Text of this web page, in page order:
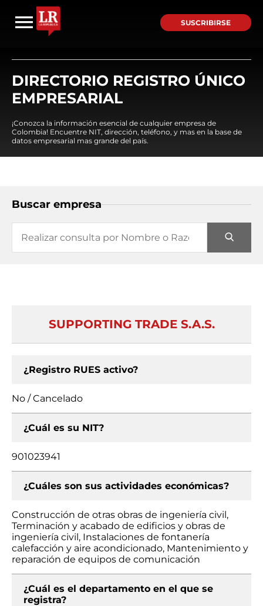
SUSCRIBIRSE
DIRECTORIO REGISTRO ÚNICO
EMPRESARIAL
¡Conozca la información esencial de cualquier empresa de
Colombia! Encuentre NIT, dirección, teléfono, y mas en la base de
datos empresarial mas grande del país.
Buscar empresa
SUPPORTING TRADE S.A.S.
¿Registro RUES activo?
No / Cancelado
¿Cuál es su NIT?
901023941
¿Cuáles son sus actividades económicas?
Construcción de otras obras de ingeniería civil,
Terminación y acabado de edificios y obras de
ingeniería civil, Instalaciones de fontanería
calefacción y aire acondicionado, Mantenimiento y
reparación de equipos de comunicación
¿Cuál es el departamento en el que se
registra?